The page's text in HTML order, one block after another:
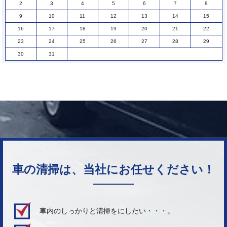
2 3 4 5 6 7 8
9 10 11 12 13 14 15
16 17 18 19 20 21 22
23 24 25 26 27 28 29
30 31
車の清掃は、当社にお任せください！
車内のしっかりと清掃をにしたい・・・。